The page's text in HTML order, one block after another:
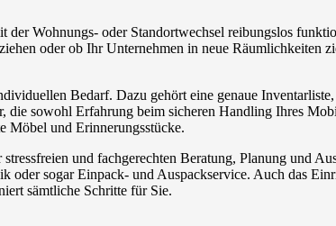
Wohnungs- oder Standortwechsel reibungslos
oder ob Ihr Unternehmen in neue Räumlichkeiten
Bedarf. Dazu gehört eine genaue
sowohl Erfahrung beim sicheren Handling Ihres
Möbel und Erinnerungsstücke.
und fachgerechten Beratung, Planung und
sogar Einpack- und Auspackservice. Auch das
sämtliche Schritte für Sie.